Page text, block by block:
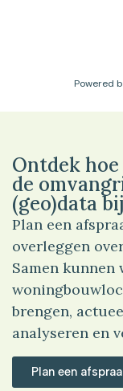
Powered
Ontdek
de
(geo)data
Plan een
overleggen
Samen kunnen
brengen,
analyseren en
Plan een